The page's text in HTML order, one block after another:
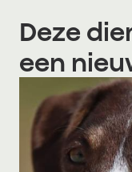
Deze
een